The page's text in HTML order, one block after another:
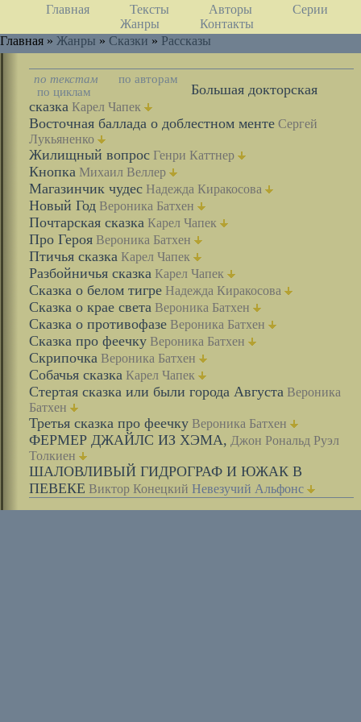
Главная Тексты Авторы
Серии
Жанры
Контакты
Главная » Жанры » Сказки » Рассказы
по текстам
по авторам
по циклам
Большая докторская
сказка Карел Чапек
Восточная баллада о доблестном менте Сергей
Лукьяненко
Жилищный вопрос Генри Каттнер
Кнопка Михаил Веллер
Магазинчик чудес Надежда Киракосова
Новый Год Вероника Батхен
Почтарская сказка Карел Чапек
Про Героя Вероника Батхен
Птичья сказка Карел Чапек
Разбойничья сказка Карел Чапек
Сказка о белом тигре Надежда Киракосова
Сказка о крае света Вероника Батхен
Сказка о противофазе Вероника Батхен
Сказка про феечку Вероника Батхен
Скрипочка Вероника Батхен
Собачья сказка Карел Чапек
Стертая сказка или были города Августа Вероника
Батхен
Третья сказка про феечку Вероника Батхен
ФЕРМЕР ДЖАЙЛС ИЗ ХЭМА, Джон Рональд Руэл
Толкиен
ШАЛОВЛИВЫЙ ГИДРОГРАФ И ЮЖАК В
ПЕВЕКЕ Виктор Конецкий Невезучий Альфонс